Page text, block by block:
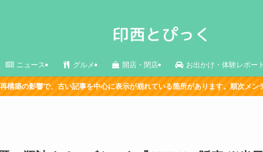
ニュース グルメ 開店・閉店 お出かけ・体験レポート
を中心に表示が崩れている箇所があります。順次メンテナンス中です。